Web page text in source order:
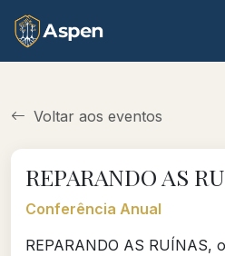
Voltar aos eventos
REPARANDO AS
Conferência Anual
REPARANDO AS RUÍNAS,